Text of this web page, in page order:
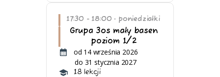
17:30 - 18:00 • poniedziałki
Grupa 3os mały basen
poziom 1/2
od 14 września 2026
do 31 stycznia 2027
18 lekcji